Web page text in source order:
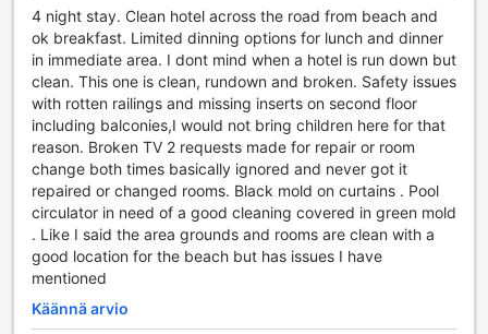
liikennöintimahdollisuuksia, jotka tekevät saapumisesta ja
liikkumisesta Koh Lantalla vaivatonta. Hotelli tarjoaa
kätevän lentokenttäkuljetuksen, joka noutaa sinut suoraan
Krabin tai Koh Lantan lentokentältä, jotta voit aloittaa lomasi
mahdollisimman sujuvasti. Lisäksi voit varata erilaisia retkiä
ja kiertueita, jotka vievät sinut saaren kauneimpien
nähtävyyksien äärelle, joten voit tutustua alueen kulttuuriin
ja luontoon ilman vaivannäköä.
Hotellissa on myös ilmainen pysäköintimahdollisuus, joten
voit nauttia omasta autosta ilman ylimääräisiä kuluja.
Itsepalvelupysäköinti on vaivatonta ja turvallista, mikä
tekee siitä erinomaisen vaihtoehdon autoa vuokraaville
vieraille. Jos et halua ajaa itse, voit hyödyntää hotellin
Lanta Seafront Resortin liikennöintipalvelut varmistavat,
4 night stay. Clean hotel across the road from beach and
ok breakfast. Limited dinning options for lunch and dinner
in immediate area. I dont mind when a hotel is run down but
clean. This one is clean, rundown and broken. Safety issues
with rotten railings and missing inserts on second floor
including balconies,I would not bring children here for that
reason. Broken TV 2 requests made for repair or room
change both times basically ignored and never got it
repaired or changed rooms. Black mold on curtains . Pool
circulator in need of a good cleaning covered in green mold
. Like I said the area grounds and rooms are clean with a
good location for the beach but has issues I have
mentioned
Käännä arvio